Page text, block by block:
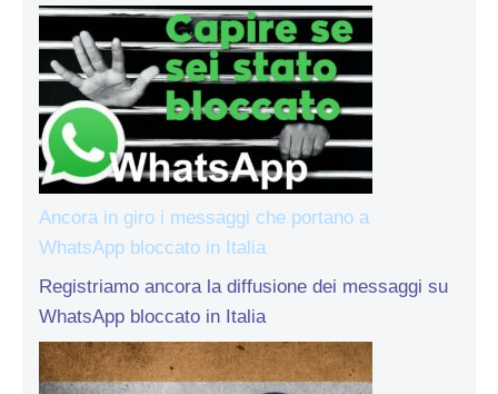
Ancora in giro i messaggi che portano a
WhatsApp bloccato in Italia
Registriamo ancora la diffusione dei messaggi su
WhatsApp bloccato in Italia